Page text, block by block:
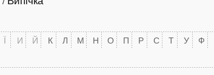
Ї И Й К Л М Н О П Р С Т У Ф